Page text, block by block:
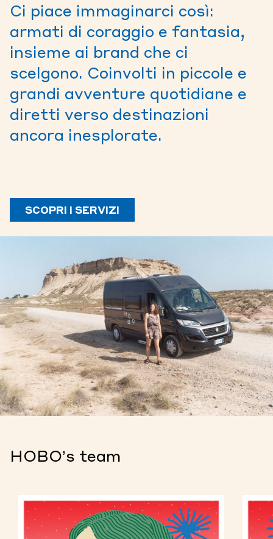
Ci piace immaginarci così:
armati di coraggio e fantasia,
insieme ai brand che ci
scelgono. Coinvolti in piccole e
grandi avventure quotidiane e
diretti verso destinazioni
ancora inesplorate.
SCOPRI I SERVIZI
HOBO’s team